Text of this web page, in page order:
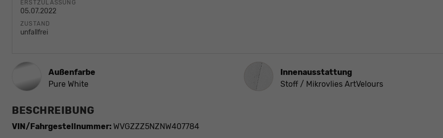
ERSTZULASSUNG
05.07.2022
ZUSTAND
unfallfrei
Außenfarbe
Pure White
Innenausstattung
Innenausstattung
Stoff / Mikrovlies ArtVelours
BESCHREIBUNG
VIN/Fahrgestellnummer: WVGZZZ5NZNW407784